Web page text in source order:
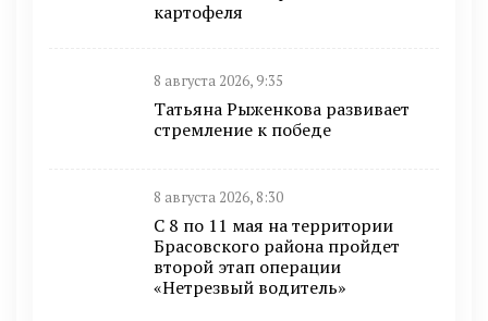
картофеля
8 августа 2026, 9:35
Татьяна Рыженкова развивает
стремление к победе
8 августа 2026, 8:30
С 8 по 11 мая на территории
Брасовского района пройдет
второй этап операции
«Нетрезвый водитель»